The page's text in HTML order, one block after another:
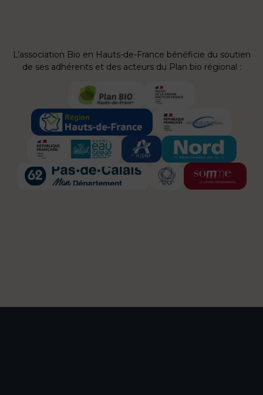
L’association Bio en Hauts-de-France bénéficie du soutien
de ses adhérents et des acteurs du Plan bio régional :